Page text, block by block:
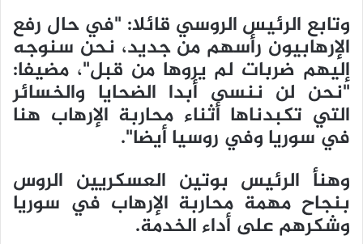
وتابع الرئيس الروسي قائلا: "في حال رفع
الإرهابيون رأسهم من جديد، نحن سنوجه
إليهم ضربات لم يروها من قبل"، مضيفا:
"نحن لن ننسى أبدا الضحايا والخسائر
التي تكبدناها أثناء محاربة الإرهاب هنا
في سوريا وفي روسيا أيضا".
وهنأ الرئيس بوتين العسكريين الروس
بنجاح مهمة محاربة الإرهاب في سوريا
وشكرهم على أداء الخدمة.